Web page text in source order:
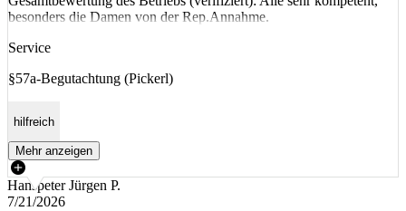
besonders die Damen von der Rep.Annahme.
Service
§57a-Begutachtung (Pickerl)
hilfreich
Mehr anzeigen
Hanspeter Jürgen P.
7/21/2026